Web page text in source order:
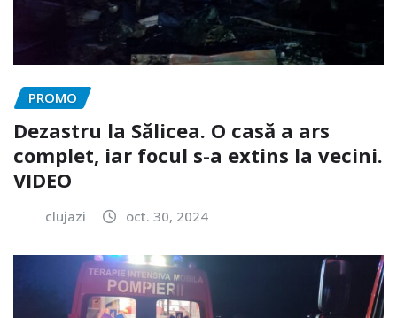
PROMO
Dezastru la Sălicea. O casă a ars
complet, iar focul s-a extins la vecini.
VIDEO
clujazi oct. 30, 2024